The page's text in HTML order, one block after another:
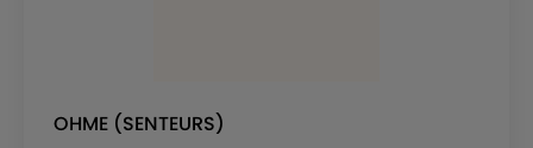
OHME (SENTEURS)